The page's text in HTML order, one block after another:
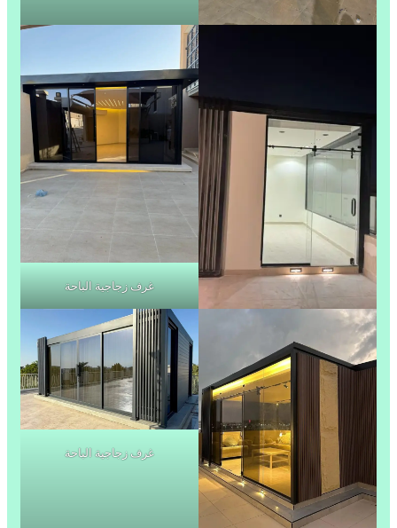
غرف زجاجية الباحة
غرف زجاجية الباحة